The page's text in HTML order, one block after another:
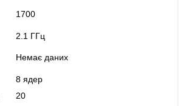
1700
2.1 ГГц
Немає даних
8 ядер
20